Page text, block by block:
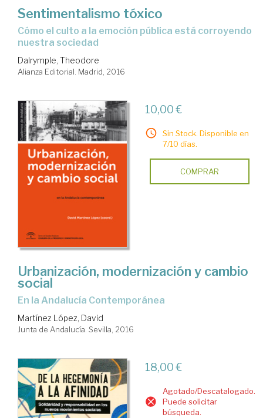
Sentimentalismo tóxico
cómo el culto a la emoción pública está corroyendo
nuestra sociedad
Dalrymple, Theodore
Alianza Editorial. Madrid, 2016
10,00 €
Sin Stock. Disponible en
7/10 días.
COMPRAR
Urbanización, modernización y cambio
social
en la Andalucía Contemporánea
Martínez López, David
Junta de Andalucía. Sevilla, 2016
18,00 €
Agotado/Descatalogado.
Puede solicitar
búsqueda.